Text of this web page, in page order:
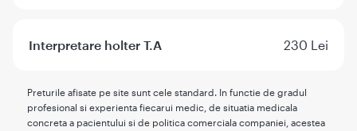
Interpretare holter T.A 230 Lei
Preturile afisate pe site sunt cele standard. In functie de gradul
profesional si experienta fiecarui medic, de situatia medicala
concreta a pacientului si de politica comerciala companiei, acestea